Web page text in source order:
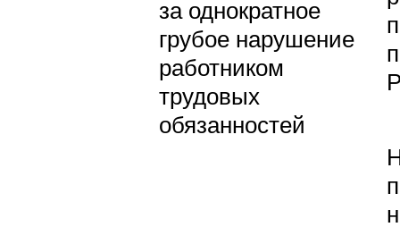
за однократное
грубое нарушение
работником
трудовых
обязанностей